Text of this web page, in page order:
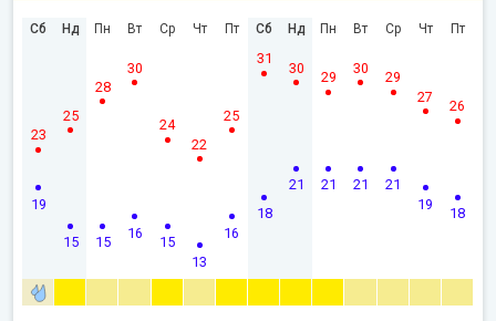
Сб
19
23
Нд
15
25
Пн
15
28
Вт
16
30
Ср
15
24
Чт
13
22
Пт
16
25
Сб
18
31
Нд
21
30
Пн
21
29
Вт
21
30
Ср
21
29
Чт
19
27
Пт
18
26